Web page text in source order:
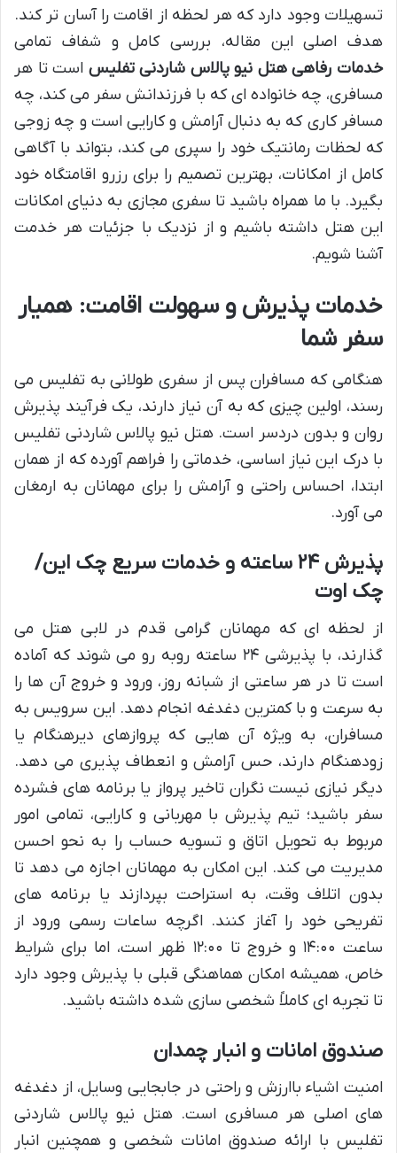
تسهیلات وجود دارد که هر لحظه از اقامت را آسان تر کند.
هدف اصلی این مقاله، بررسی کامل و شفاف تمامی
خدمات رفاهی هتل نیو پالاس شاردنی تفلیس است تا هر
مسافری، چه خانواده ای که با فرزندانش سفر می کند، چه
مسافر کاری که به دنبال آرامش و کارایی است و چه زوجی
که لحظات رمانتیک خود را سپری می کند، بتواند با آگاهی
کامل از امکانات، بهترین تصمیم را برای رزرو اقامتگاه خود
بگیرد. با ما همراه باشید تا سفری مجازی به دنیای امکانات
این هتل داشته باشیم و از نزدیک با جزئیات هر خدمت
آشنا شویم.
خدمات پذیرش و سهولت اقامت: همیار
سفر شما
هنگامی که مسافران پس از سفری طولانی به تفلیس می
رسند، اولین چیزی که به آن نیاز دارند، یک فرآیند پذیرش
روان و بدون دردسر است. هتل نیو پالاس شاردنی تفلیس
با درک این نیاز اساسی، خدماتی را فراهم آورده که از همان
ابتدا، احساس راحتی و آرامش را برای مهمانان به ارمغان
می آورد.
پذیرش ۲۴ ساعته و خدمات سریع چک این/
چک اوت
از لحظه ای که مهمانان گرامی قدم در لابی هتل می
گذارند، با پذیرشی ۲۴ ساعته روبه رو می شوند که آماده
است تا در هر ساعتی از شبانه روز، ورود و خروج آن ها را
به سرعت و با کمترین دغدغه انجام دهد. این سرویس به
مسافران، به ویژه آن هایی که پروازهای دیرهنگام یا
زودهنگام دارند، حس آرامش و انعطاف پذیری می دهد.
دیگر نیازی نیست نگران تاخیر پرواز یا برنامه های فشرده
سفر باشید؛ تیم پذیرش با مهربانی و کارایی، تمامی امور
مربوط به تحویل اتاق و تسویه حساب را به نحو احسن
مدیریت می کند. این امکان به مهمانان اجازه می دهد تا
بدون اتلاف وقت، به استراحت بپردازند یا برنامه های
تفریحی خود را آغاز کنند. اگرچه ساعات رسمی ورود از
ساعت ۱۴:۰۰ و خروج تا ۱۲:۰۰ ظهر است، اما برای شرایط
خاص، همیشه امکان هماهنگی قبلی با پذیرش وجود دارد
تا تجربه ای کاملاً شخصی سازی شده داشته باشید.
صندوق امانات و انبار چمدان
امنیت اشیاء باارزش و راحتی در جابجایی وسایل، از دغدغه
های اصلی هر مسافری است. هتل نیو پالاس شاردنی
تفلیس با ارائه صندوق امانات شخصی و همچنین انبار